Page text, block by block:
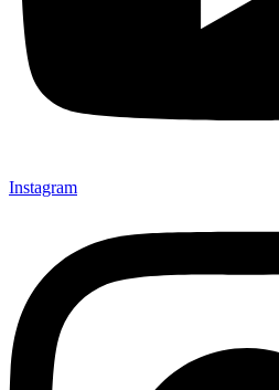
Instagram